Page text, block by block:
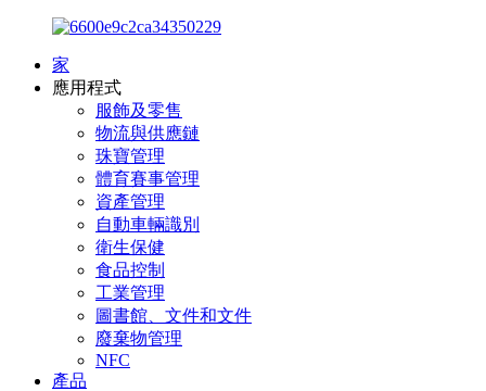
家
應用程式
服飾及零售
物流與供應鏈
珠寶管理
體育賽事管理
資產管理
自動車輛識別
衛生保健
食品控制
工業管理
圖書館、文件和文件
廢棄物管理
NFC
產品